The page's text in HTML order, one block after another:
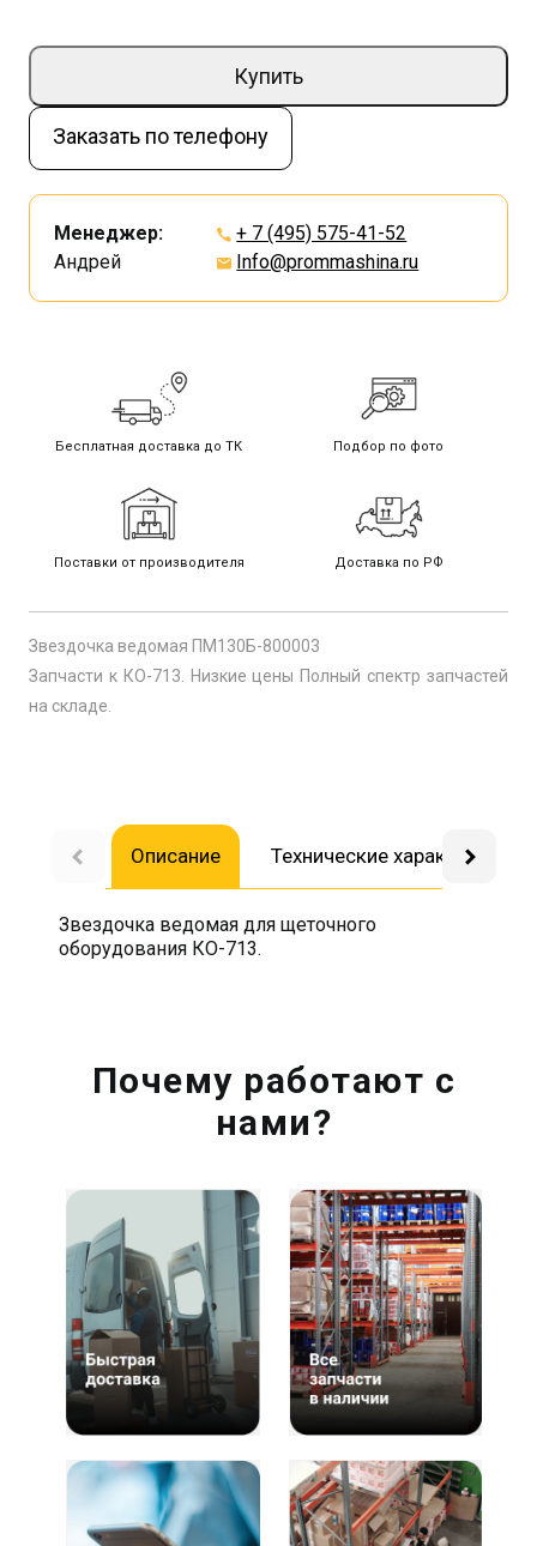
Купить
Заказать по телефону
Менеджер:
Андрей
+ 7 (495) 575-41-52
Info@prommashina.ru
Бесплатная доставка до ТК Подбор по фото
Поставки от производителя Доставка по РФ
Звездочка ведомая ПМ130Б-800003
Запчасти к КО-713. Низкие цены Полный спектр запчастей
на складе.
Описание Технические
Звездочка ведомая для щеточного
оборудования КО-713.
Почему работают с
нами?